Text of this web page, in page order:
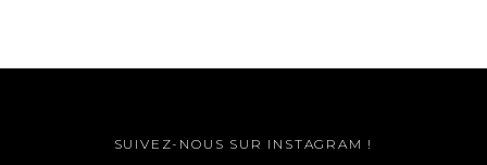
SUIVEZ-NOUS SUR INSTAGRAM !